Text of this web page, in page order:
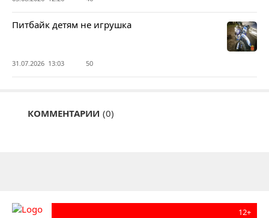
Питбайк детям не игрушка
31.07.2026 13:03 50
КОММЕНТАРИИ (0)
12+